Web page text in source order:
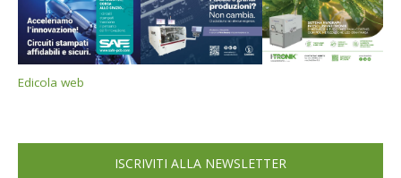
Edicola web
ISCRIVITI ALLA NEWSLETTER